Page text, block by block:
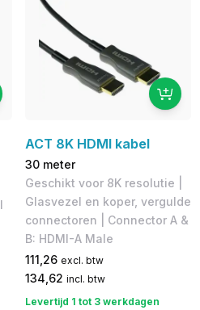
ACT 8K HDMI kabel
30 meter
Geschikt voor 8K resolutie |
Glasvezel en koper, vergulde
connectoren | Connector A &
B: HDMI-A Male
111,26 excl. btw
134,62 incl. btw
Levertijd 1 tot 3 werkdagen